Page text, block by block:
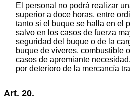
El personal no podrá realizar
superior a doce horas, entre
tanto si el buque se halla en el
salvo en los casos de fuerza
seguridad del buque o de la
buque de víveres, combustible
casos de apremiante
por deterioro de la mercancía
Art. 20.